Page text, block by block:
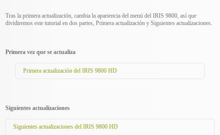
Tras la primera actualización, cambia la apariencia del menú del IRIS 9800, así que
dividiremos este tutorial en dos partes, Primera actualización y Siguientes actualizaciones.
Primera vez que se actualiza
Primera actualización del IRIS 9800 HD
este subforo
FAT32 y a continuación lo conectamos al IRIS 9800.
Siguientes actualizaciones
Siguientes actualizaciones del IRIS 9800 HD